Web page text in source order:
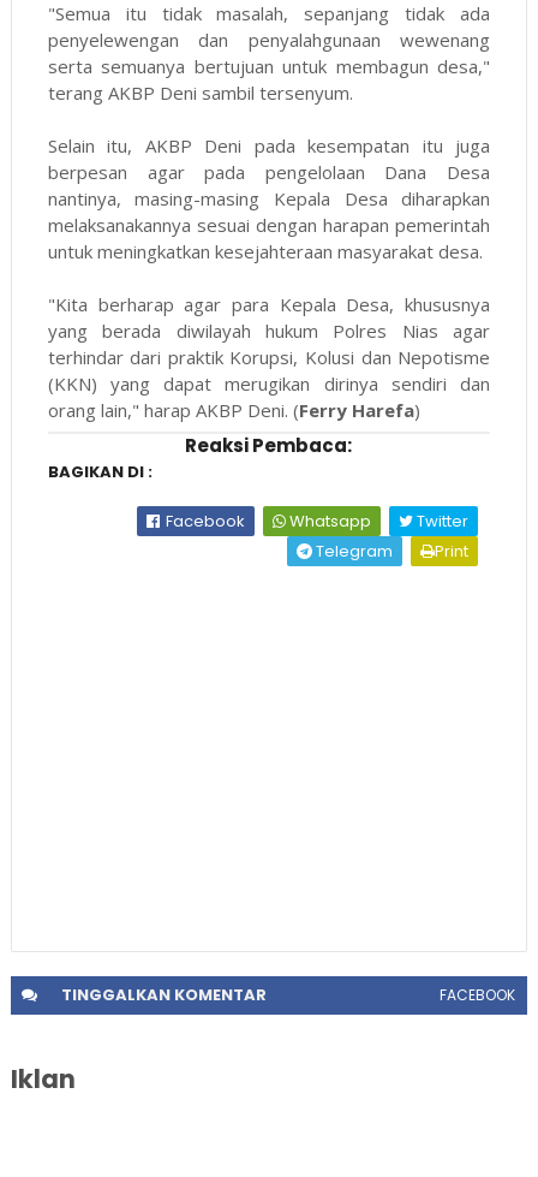
"Semua itu tidak masalah, sepanjang tidak ada
penyelewengan dan penyalahgunaan wewenang
serta semuanya bertujuan untuk membagun desa,"
terang AKBP Deni sambil tersenyum.
Selain itu, AKBP Deni pada kesempatan itu juga
berpesan agar pada pengelolaan Dana Desa
nantinya, masing-masing Kepala Desa diharapkan
melaksanakannya sesuai dengan harapan pemerintah
untuk meningkatkan kesejahteraan masyarakat desa.
"Kita berharap agar para Kepala Desa, khususnya
yang berada diwilayah hukum Polres Nias agar
terhindar dari praktik Korupsi, Kolusi dan Nepotisme
(KKN) yang dapat merugikan dirinya sendiri dan
orang lain," harap AKBP Deni. (Ferry Harefa)
Reaksi Pembaca:
BAGIKAN DI :
Facebook Whatsapp
Twitter
Telegram
Print
TINGGALKANKOMENTAR FACEBOOK
Iklan